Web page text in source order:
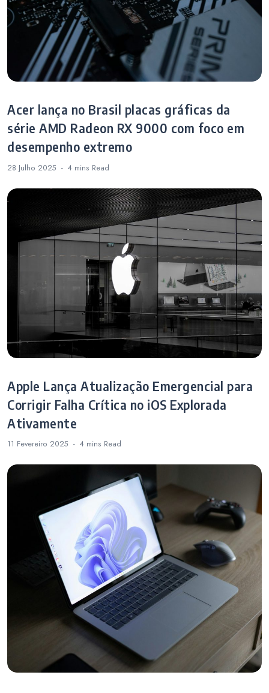
Acer lança no Brasil placas gráficas da
série AMD Radeon RX 9000 com foco em
desempenho extremo
28 Julho 2025 4 mins Read
Apple Lança Atualização Emergencial para
Corrigir Falha Crítica no iOS Explorada
Ativamente
11 Fevereiro 2025 4 mins Read